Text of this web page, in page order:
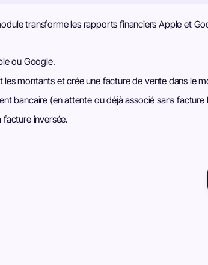
transforme les rapports financiers Apple et
ou Google.
montants et crée une facture de vente dans le
bancaire (en attente ou déjà associé sans facture
inversée.